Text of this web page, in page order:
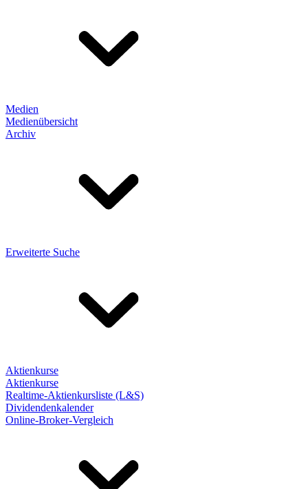
Medien
Medienübersicht
Archiv
Erweiterte Suche
Aktienkurse
Aktienkurse
Realtime-Aktienkursliste (L&S)
Dividendenkalender
Online-Broker-Vergleich